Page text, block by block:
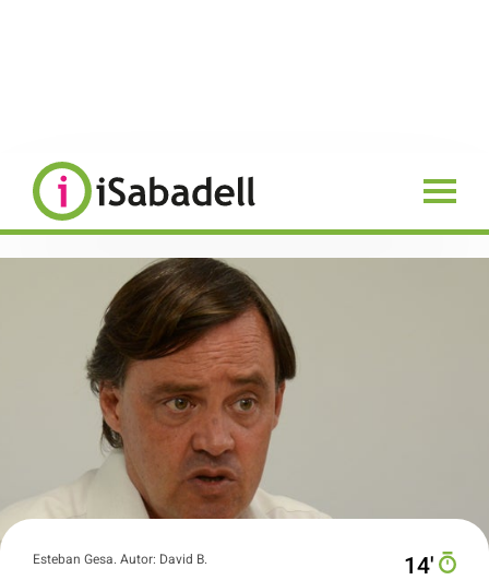
Esteban Gesa. Autor: David B. 14′